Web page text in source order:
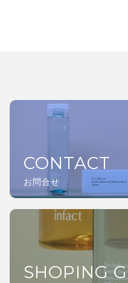
CONTACT
お問合せ
SHOPING